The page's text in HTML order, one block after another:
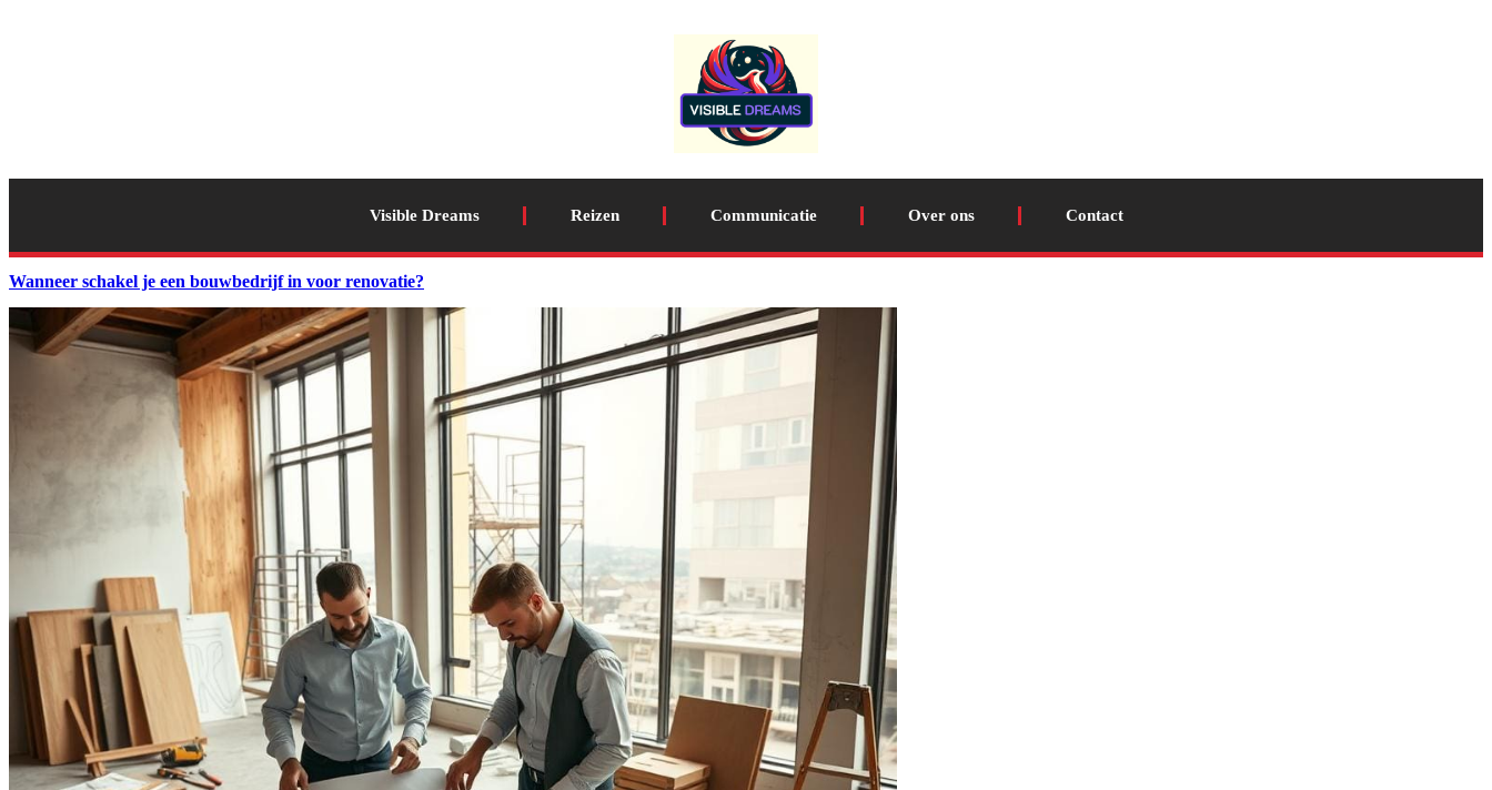
Visible Dreams Reizen Communicatie Over ons Contact
Wanneer schakel je een bouwbedrijf in voor renovatie?